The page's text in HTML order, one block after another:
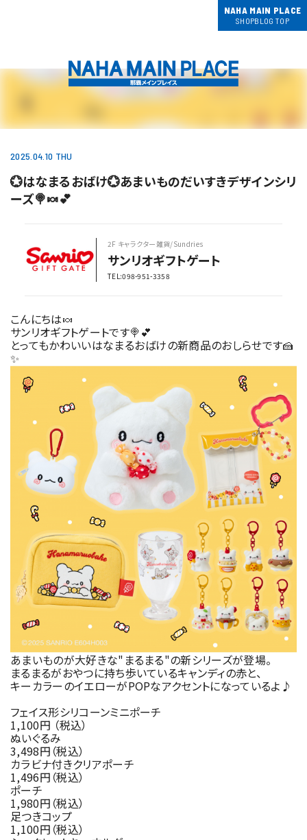
NAHA MAIN PLACE
SHOPBLOG TOP
2025.04.10 THU
💮はなまるおばけ💮あまいものだいすきデザインシリ
ーズ🍭🍬💕
2F キャラクター雑貨/Sundries
サンリオギフトゲート
TEL:098-951-3358
こんにちは🍬
サンリオギフトゲートです🍭💕
とってもかわいいはなまるおばけの新商品のおしらせです🍰
✨
あまいものが大好きな"まるまる"の新シリーズが登場。
まるまるがおやつに持ち歩いているキャンディの赤と、
キーカラーのイエローがPOPなアクセントになっているよ♪
フェイス形シリコーンミニポーチ
1,100円 （税込）
ぬいぐるみ
3,498円（税込）
カラビナ付きクリアポーチ
1,496円（税込）
ポーチ
1,980円（税込）
足つきコップ
1,100円（税込）